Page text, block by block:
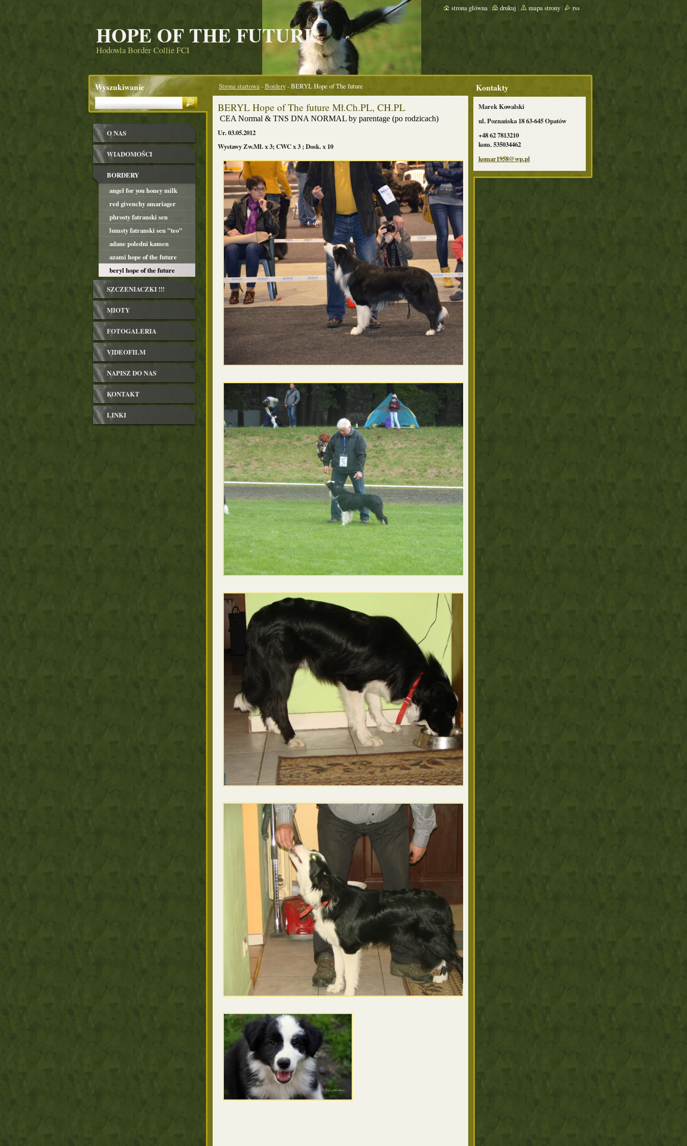
HOPE OF THE FUTURE
Hodowla Border Collie FCI
Strona startowa-Bordery-BERYL Hope of The future
BERYL Hope of The future Mł.Ch.PL, CH.PL
CEA Normal & TNS DNA NORMAL by parentage (po rodzicach)
Ur. 03.05.2012
Wystawy Zw.Mł. x 3; CWC x 3 ; Dosk. x 10
O NAS
WIADOMOŚCI
BORDERY
angel for you honey milk
red givenchy amariager
mariage energizer "mona"
phrosty fatranski sen
lumsty fatranski sen "teo"
adane poledni kamen
azami hope of the future
beryl hope of the future
SZCZENIACZKI !!!
MIOTY
FOTOGALERIA
VIDEOFILM
NAPISZ DO NAS
KONTAKT
LINKI
Kontakty
Marek Kowalski
ul. Poznańska 18 63-645 Opatów
+48 62 7813210
kom. 535034462
komar1958@wp.pl
Wyszukiwanie
strona główna | drukuj | mapa strony | rss